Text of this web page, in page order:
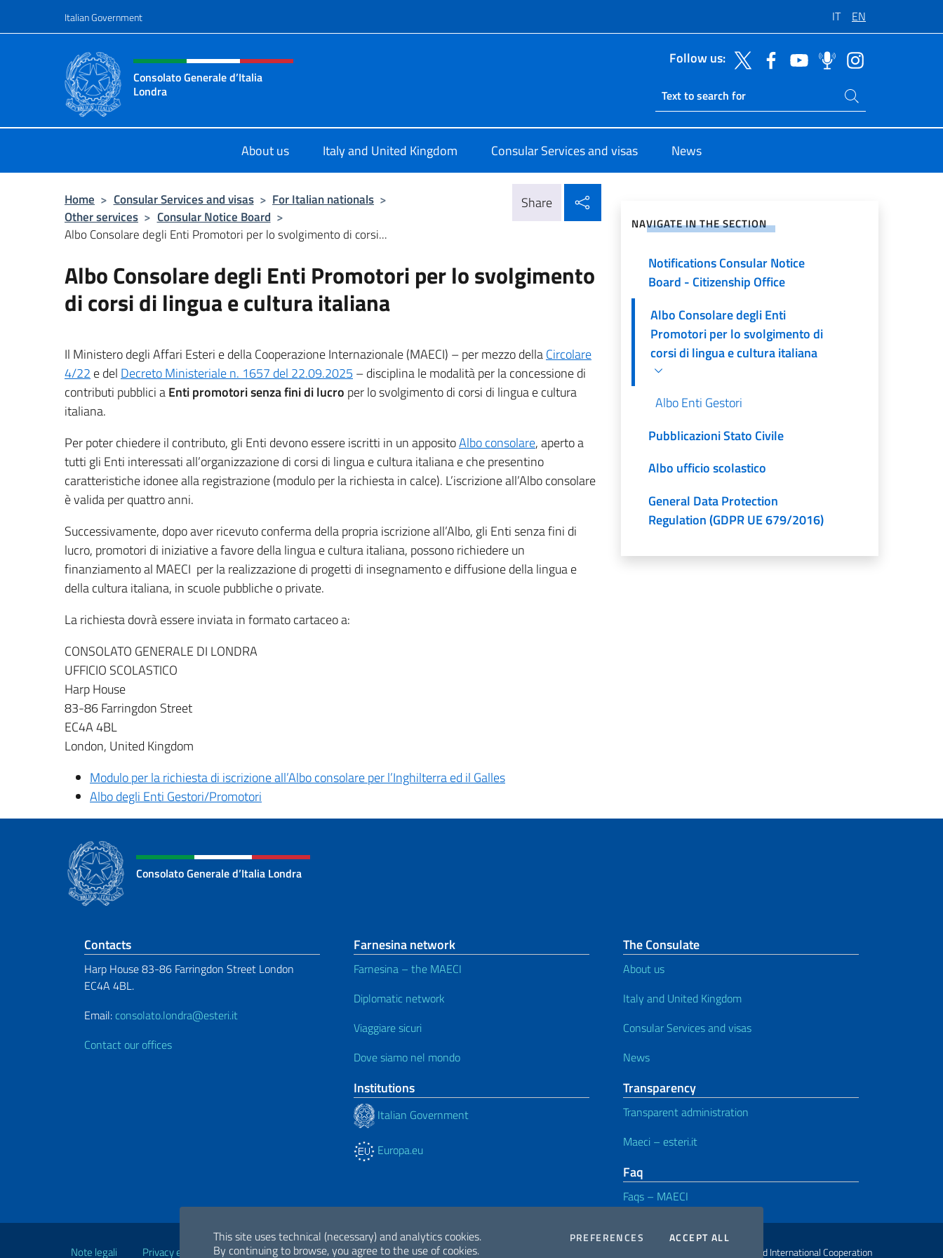
This site uses technical (necessary) and analytics cookies.
By continuing to browse, you agree to the use of cookies.
PREFERENCES COOKIESACCEPT ALLTHE COOKIES
Italian Government IT EN
Header, social and menu of site
Consolato Generale d’Italia
Londra
Follow us:
Ricerca sito live
Search on site
About us Italy and United Kingdom Consular Services and visas News
Home > Consular Services and visas > For Italian nationals >
Other services > Consular Notice Board >
Albo Consolare degli Enti Promotori per lo svolgimento di corsi...
Share
Albo Consolare degli Enti Promotori per lo svolgimento
di corsi di lingua e cultura italiana
Il Ministero degli Affari Esteri e della Cooperazione Internazionale (MAECI) – per mezzo dellaCircolare
4/22 e del Decreto Ministeriale n. 1657 del 22.09.2025 – disciplina le modalità per la concessione di
contributi pubblici aEnti promotori senza fini di lucro per lo svolgimento di corsi di lingua e cultura
italiana.
Per poter chiedere il contributo, gli Enti devono essere iscritti in un appositoAlbo consolare, aperto a
tutti gli Enti interessati all’organizzazione di corsi di lingua e cultura italiana e che presentino
caratteristiche idonee alla registrazione (modulo per la richiesta in calce). L’iscrizione all’Albo consolare
è valida per quattro anni.
Successivamente, dopo aver ricevuto conferma della propria iscrizione all’Albo, gli Enti senza fini di
lucro, promotori di iniziative a favore della lingua e cultura italiana, possono richiedere un
finanziamento al MAECI per la realizzazione di progetti di insegnamento e diffusione della lingua e
della cultura italiana, in scuole pubbliche o private.
La richiesta dovrà essere inviata in formato cartaceo a:
CONSOLATO GENERALE DI LONDRA
UFFICIO SCOLASTICO
Harp House
83-86 Farringdon Street
EC4A 4BL
London, United Kingdom
Modulo per la richiesta di iscrizione all’Albo consolare per l’Inghilterra ed il Galles
Albo degli Enti Gestori/Promotori
NAVIGATE IN THE SECTION
Notifications Consular Notice
Board - Citizenship Office
Albo Consolare degli Enti
Promotori per lo svolgimento di
corsi di lingua e cultura italiana
Albo Enti Gestori
Pubblicazioni Stato Civile
Albo ufficio scolastico
General Data Protection
Regulation (GDPR UE 679/2016)
Consolato Generale d’Italia Londra
Footer section
Contacts
Harp House 83-86 Farringdon Street London
EC4A 4BL.
Email: consolato.londra@esteri.it
Contact our offices
Farnesina network
Farnesina – the MAECI
Diplomatic network
Viaggiare sicuri
Dove siamo nel mondo
Institutions
Italian Government
Europa.eu
The Consulate
About us
Italy and United Kingdom
Consular Services and visas
News
Transparency
Transparent administration
Maeci – esteri.it
Faq
Faqs – MAECI
Note legali Privacy e cookie policy Dichiarazione di Accessibilità 2026 Copyright Ministry of Foreign Affairs and International Cooperation